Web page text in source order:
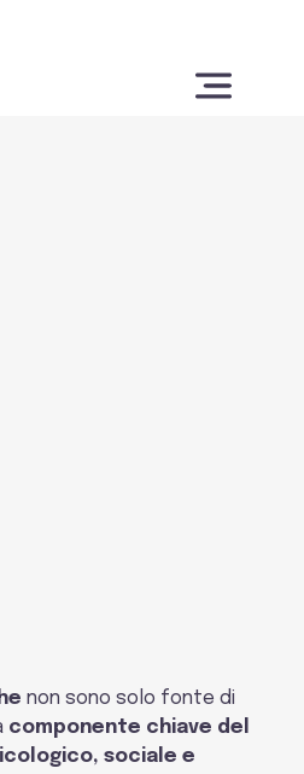
non sono solo fonte di
componente chiave del
sociale e